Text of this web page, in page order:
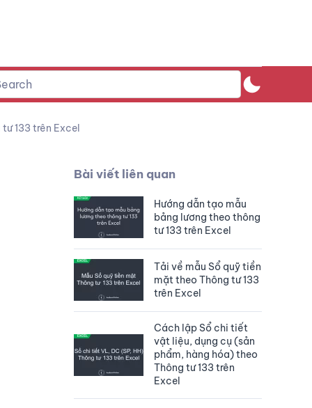
133 trên Excel
Bài viết liên quan
Hướng dẫn tạo mẫu
bảng lương theo thông
tư 133 trên Excel
Tải về mẫu Sổ quỹ tiền
mặt theo Thông tư 133
trên Excel
Cách lập Sổ chi tiết
vật liệu, dụng cụ (sản
phẩm, hàng hóa) theo
Thông tư 133 trên
Excel